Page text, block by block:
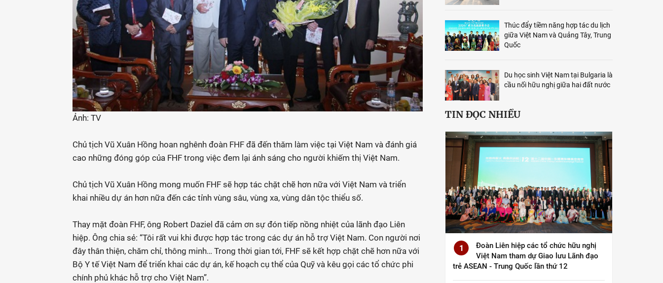
Ảnh: TV
Chủ tịch Vũ Xuân Hồng hoan nghênh đoàn FHF đã đến thăm làm việc tại Việt Nam và đánh giá
cao những đóng góp của FHF trong việc đem lại ánh sáng cho người khiếm thị Việt Nam.
Chủ tịch Vũ Xuân Hồng mong muốn FHF sẽ hợp tác chặt chẽ hơn nữa với Việt Nam và triển
khai nhiều dự án hơn nữa đến các tỉnh vùng sâu, vùng xa, vùng dân tộc thiểu số.
Thay mặt đoàn FHF, ông Robert Daziel đã cảm ơn sự đón tiếp nồng nhiệt của lãnh đạo Liên
hiệp. Ông chia sẻ: “Tôi rất vui khi được hợp tác trong các dự án hỗ trợ Việt Nam. Con người nơi
đây thân thiện, chăm chỉ, thông minh… Trong thời gian tới, FHF sẽ kết hợp chặt chẽ hơn nữa với
Bộ Y tế Việt Nam để triển khai các dự án, kế hoạch cụ thể của Quỹ và kêu gọi các tổ chức phi
chính phủ khác hỗ trợ cho Việt Nam”.
Thúc đẩy tiềm năng hợp tác du lịch
giữa Việt Nam và Quảng Tây, Trung
Quốc
Du học sinh Việt Nam tại Bulgaria là
cầu nối hữu nghị giữa hai đất nước
TIN ĐỌC NHIỀU
1
Đoàn Liên hiệp các tổ chức hữu nghị
Việt Nam tham dự Giao lưu Lãnh đạo
trẻ ASEAN - Trung Quốc lần thứ 12